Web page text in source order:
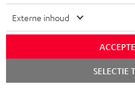
Externe inhoud
SELECTIE